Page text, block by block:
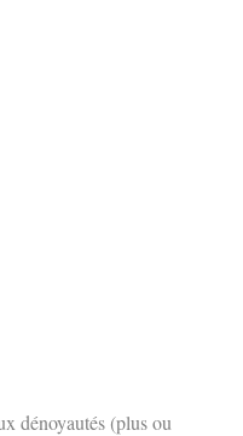
dénoyautés (plus ou